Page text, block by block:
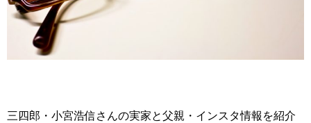
三四郎・小宮浩信さんの実家と父親・インスタ情報を紹介